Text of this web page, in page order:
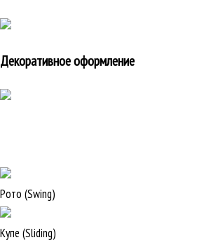
Декоративное оформление
Рото (Swing)
Купе (Sliding)